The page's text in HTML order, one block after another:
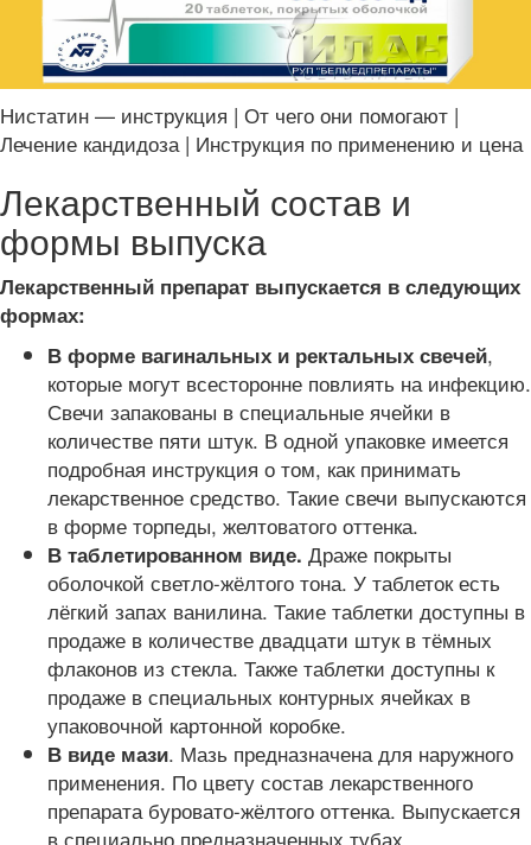
Нистатин — инструкция | От чего они помогают |
Лечение кандидоза | Инструкция по применению и цена
Лекарственный состав и
формы выпуска
Лекарственный препарат выпускается в следующих
формах:
В форме вагинальных и ректальных свечей,
которые могут всесторонне повлиять на инфекцию.
Свечи запакованы в специальные ячейки в
количестве пяти штук. В одной упаковке имеется
подробная инструкция о том, как принимать
лекарственное средство. Такие свечи выпускаются
в форме торпеды, желтоватого оттенка.
В таблетированном виде. Драже покрыты
оболочкой светло-жёлтого тона. У таблеток есть
лёгкий запах ванилина. Такие таблетки доступны в
продаже в количестве двадцати штук в тёмных
флаконов из стекла. Также таблетки доступны к
продаже в специальных контурных ячейках в
упаковочной картонной коробке.
В виде мази. Мазь предназначена для наружного
применения. По цвету состав лекарственного
препарата буровато-жёлтого оттенка. Выпускается
в специально предназначенных тубах.